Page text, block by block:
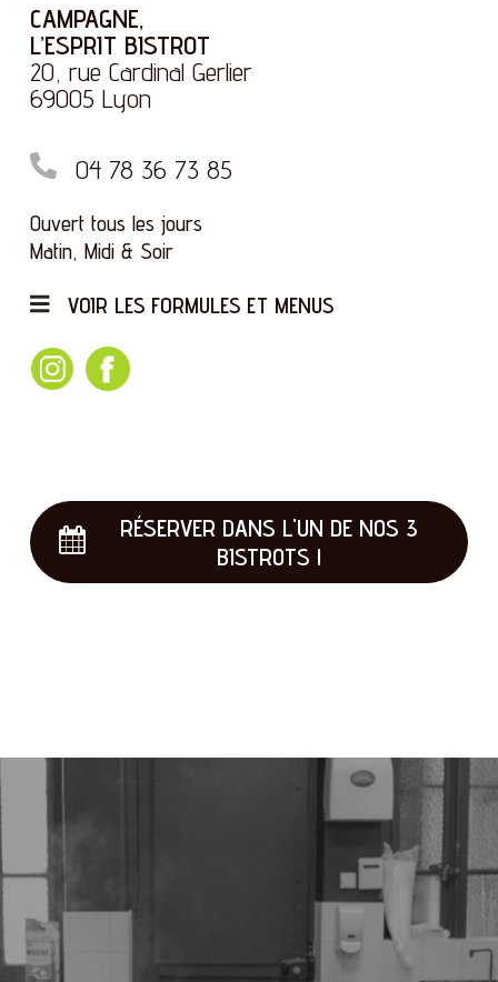
CAMPAGNE,
L’ESPRIT BISTROT
20, rue Cardinal Gerlier
69005 Lyon
04 78 36 73 85
Ouvert tous les jours
Matin, Midi & Soir
VOIR LES FORMULES ET MENUS
RÉSERVER DANS L'UN DE NOS 3
BISTROTS !